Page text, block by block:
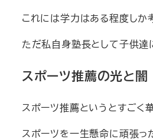
これには学力はある程度しか
ただ私自身塾長として子供達
スポーツ推薦の光と闇
スポーツ推薦というとすごく
スポーツを一生懸命に頑張っ